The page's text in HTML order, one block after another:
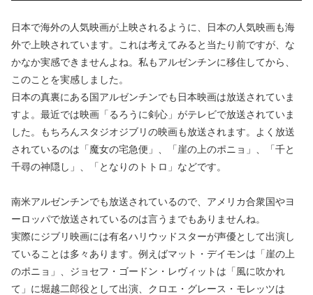
日本で海外の人気映画が上映されるように、日本の人気映画も海
外で上映されています。これは考えてみると当たり前ですが、な
かなか実感できませんよね。私もアルゼンチンに移住してから、
このことを実感しました。
日本の真裏にある国アルゼンチンでも日本映画は放送されていま
すよ。最近では映画「るろうに剣心」がテレビで放送されていま
した。もちろんスタジオジブリの映画も放送されます。よく放送
されているのは「魔女の宅急便」、「崖の上のポニョ」、「千と
千尋の神隠し」、「となりのトトロ」などです。
南米アルゼンチンでも放送されているので、アメリカ合衆国やヨ
ーロッパで放送されているのは言うまでもありませんね。
実際にジブリ映画には有名ハリウッドスターが声優として出演し
ていることは多々あります。例えばマット・デイモンは「崖の上
のポニョ」、ジョセフ・ゴードン・レヴィットは「風に吹かれ
て」に堀越二郎役として出演、クロエ・グレース・モレッツは